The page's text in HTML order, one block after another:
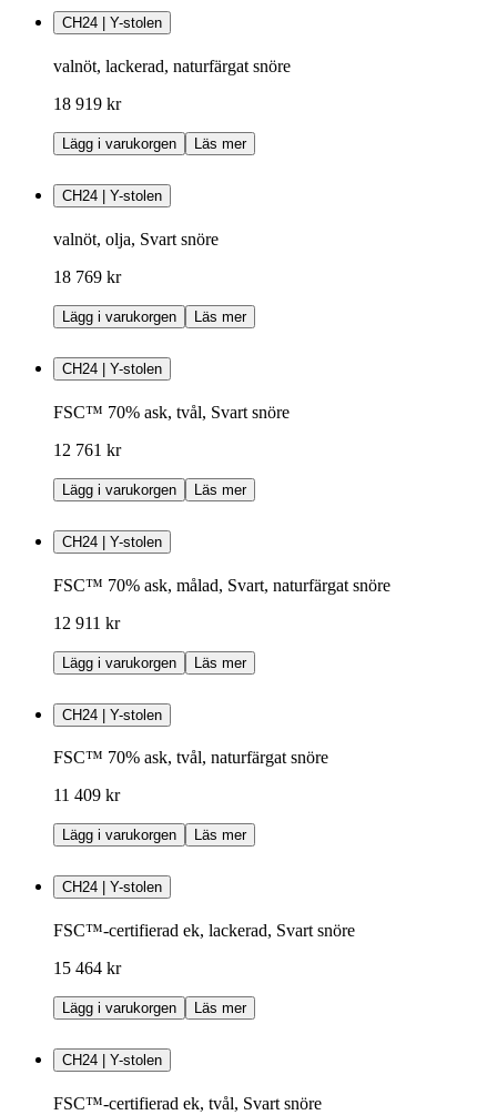
CH24 | Y-stolen
valnöt, lackerad, naturfärgat snöre
18 919 kr
Lägg i varukorgen Läs mer
CH24 | Y-stolen
valnöt, olja, Svart snöre
18 769 kr
Lägg i varukorgen Läs mer
CH24 | Y-stolen
FSC™ 70% ask, tvål, Svart snöre
12 761 kr
Lägg i varukorgen Läs mer
CH24 | Y-stolen
FSC™ 70% ask, målad, Svart, naturfärgat snöre
12 911 kr
Lägg i varukorgen Läs mer
CH24 | Y-stolen
FSC™ 70% ask, tvål, naturfärgat snöre
11 409 kr
Lägg i varukorgen Läs mer
CH24 | Y-stolen
FSC™-certifierad ek, lackerad, Svart snöre
15 464 kr
Lägg i varukorgen Läs mer
CH24 | Y-stolen
FSC™-certifierad ek, tvål, Svart snöre